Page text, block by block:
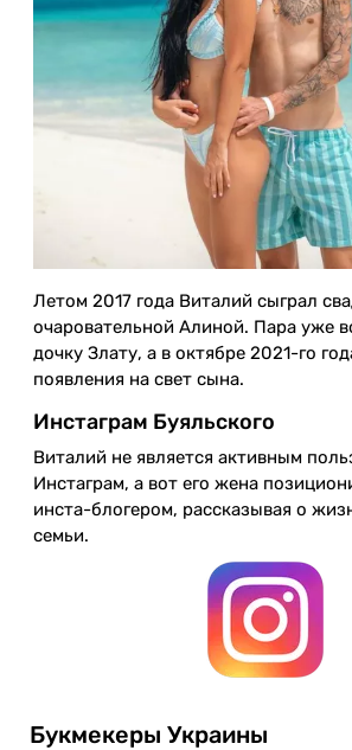
Летом 2017 года Виталий сыграл
очаровательной Алиной. Пара уже
дочку Злату, а в октябре 2021-го
появления на свет сына.
Инстаграм Буяльского
Виталий не является активным
Инстаграм, а вот его жена
инста-блогером, рассказывая о
семьи.
Букмекеры Украины